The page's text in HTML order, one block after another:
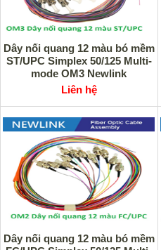
Dây nối quang 12 màu bó mềm
ST/UPC Simplex 50/125 Multi-
mode OM3 Newlink
Liên hệ
Dây nối quang 12 màu bó mềm